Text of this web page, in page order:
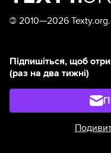
© 2010—2026
Підпишіться, щоб
(раз на два тижні)